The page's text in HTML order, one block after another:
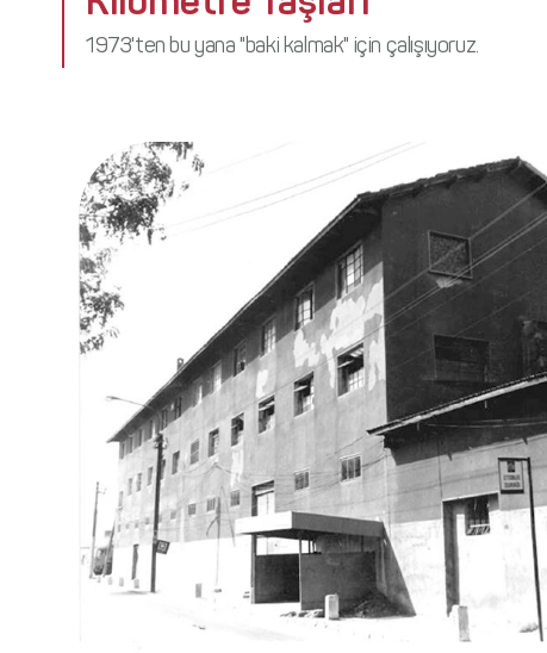
İletişim
Yönetim
1973'ten bu yana "baki kalmak" için çalışıyoruz.